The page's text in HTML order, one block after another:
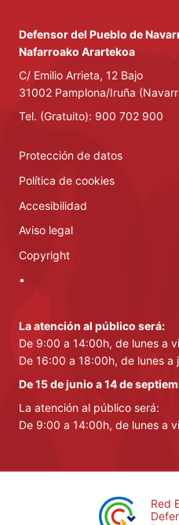
Defensor del Pueblo de
Nafarroako Arartekoa
C/ Emilio Arrieta, 12 Bajo
31002 Pamplona/Iruña
Tel. (Gratuito): 900 702 900
Protección de datos
Política de cookies
Accesibilidad
Aviso legal
Copyright
•
La atención al público será:
De 9:00 a 14:00h, de lunes a
De 16:00 a 18:00h, de lunes a
De 15 de junio a 14 de
La atención al público será:
De 9:00 a 14:00h, de lunes a
Red